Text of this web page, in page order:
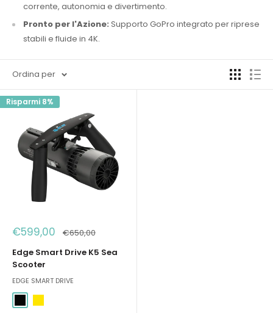
corrente, autonomia e divertimento.
Pronto per l'Azione: Supporto GoPro integrato per riprese
stabili e fluide in 4K.
Ordina per
Risparmi 8%
Prezzo
scontato
€599,00 Prezzo
€650,00
Edge Smart Drive K5 Sea
Scooter
EDGE SMART DRIVE